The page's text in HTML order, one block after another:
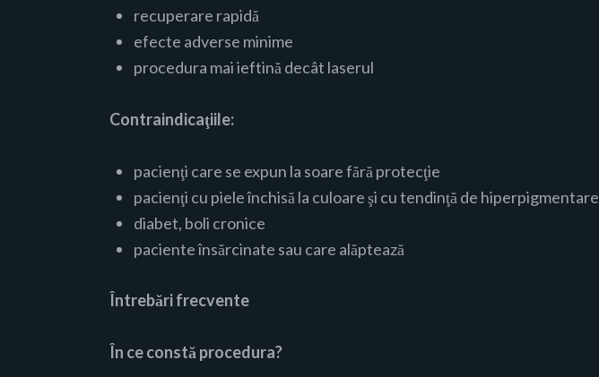
recuperare rapidă
efecte adverse minime
procedura mai ieftină decât laserul
Contraindicaţiile:
pacienţi care se expun la soare fără protecţie
pacienţi cu piele închisă la culoare şi cu tendinţă de hiperpigmentare
diabet, boli cronice
paciente însărcinate sau care alăptează
Întrebări frecvente
În ce constă procedura?